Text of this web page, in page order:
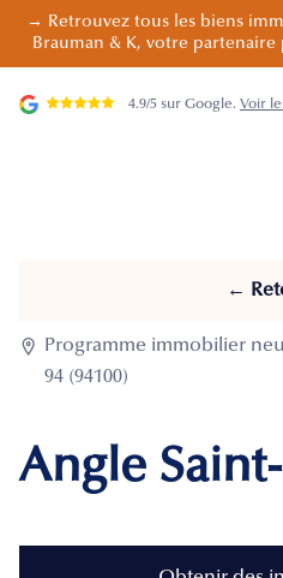
→ Retrouvez tous les biens
Brauman & K, votre
4.9/5 sur Google. Voir
←

Programme immobilier
94 (94100)
Angle